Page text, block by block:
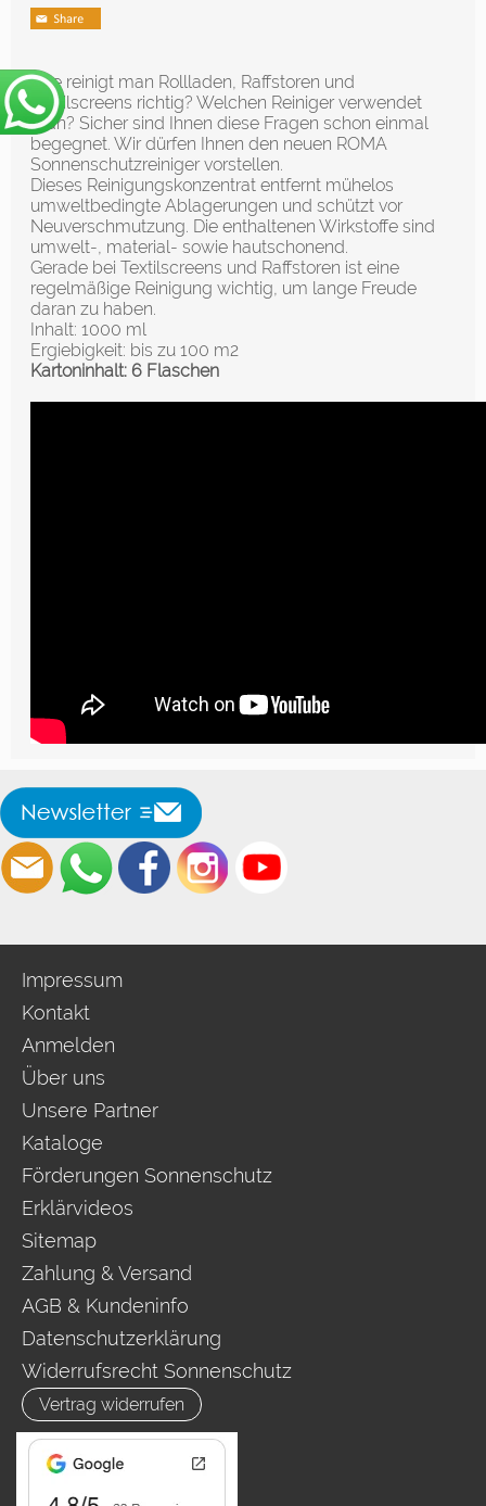
Wie reinigt man Rollladen, Raffstoren und
Textilscreens richtig? Welchen Reiniger verwendet
man? Sicher sind Ihnen diese Fragen schon einmal
begegnet. Wir dürfen Ihnen den neuen ROMA
Sonnenschutzreiniger vorstellen.
Dieses Reinigungskonzentrat entfernt mühelos
umweltbedingte Ablagerungen und schützt vor
Neuverschmutzung. Die enthaltenen Wirkstoffe sind
umwelt-, material- sowie hautschonend.
Gerade bei Textilscreens und Raffstoren ist eine
regelmäßige Reinigung wichtig, um lange Freude
daran zu haben.
Inhalt: 1000 ml
Ergiebigkeit: bis zu 100 m2
Kartoninhalt: 6 Flaschen
Impressum
Kontakt
Anmelden
Über uns
Unsere Partner
Kataloge
Förderungen Sonnenschutz
Erklärvideos
Sitemap
Zahlung & Versand
AGB & Kundeninfo
Datenschutzerklärung
Widerrufsrecht Sonnenschutz
Vertrag widerrufen